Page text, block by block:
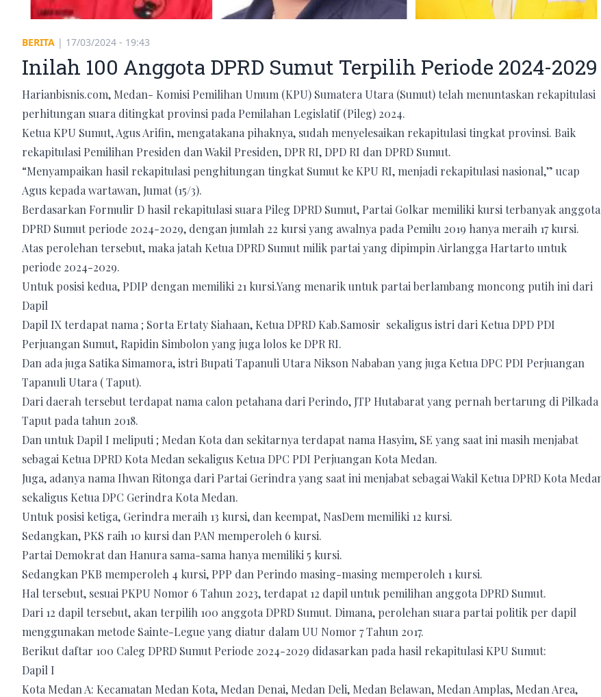
BERITA | 17/03/2024 - 19:43
Inilah 100 Anggota DPRD Sumut Terpilih Periode 2024-2029
Harianbisnis.com, Medan- Komisi Pemilihan Umum (KPU) Sumatera Utara (Sumut) telah menuntaskan rekapitulasi
perhitungan suara ditingkat provinsi pada Pemilahan Legislatif (Pileg) 2024.
Ketua KPU Sumut, Agus Arifin, mengatakana pihaknya, sudah menyelesaikan rekapitulasi tingkat provinsi. Baik
rekapitulasi Pemilihan Presiden dan Wakil Presiden, DPR RI, DPD RI dan DPRD Sumut.
“Menyampaikan hasil rekapitulasi penghitungan tingkat Sumut ke KPU RI, menjadi rekapitulasi nasional,” ucap
Agus kepada wartawan, Jumat (15/3).
Berdasarkan Formulir D hasil rekapitulasi suara Pileg DPRD Sumut, Partai Golkar memiliki kursi terbanyak anggota
DPRD Sumut periode 2024-2029, dengan jumlah 22 kursi yang awalnya pada Pemilu 2019 hanya meraih 17 kursi.
Atas perolehan tersebut, maka jatah Ketua DPRD Sumut milik partai yang dipimpin Airlangga Hartarto untuk
periode 2024-2029.
Untuk posisi kedua, PDIP dengan memiliki 21 kursi.Yang menarik untuk partai berlambang moncong putih ini dari
Dapil
Dapil IX terdapat nama ; Sorta Ertaty Siahaan, Ketua DPRD Kab.Samosir sekaligus istri dari Ketua DPD PDI
Perjuangan Sumut, Rapidin Simbolon yang juga lolos ke DPR RI.
Dan ada juga Satika Simamora, istri Bupati Tapanuli Utara Nikson Nababan yang juga Ketua DPC PDI Perjuangan
Tapanuli Utara ( Taput).
Dari daerah tersebut terdapat nama calon petahana dari Perindo, JTP Hutabarat yang pernah bertarung di Pilkada
Taput pada tahun 2018.
Dan untuk Dapil I meliputi ; Medan Kota dan sekitarnya terdapat nama Hasyim, SE yang saat ini masih menjabat
sebagai Ketua DPRD Kota Medan sekaligus Ketua DPC PDI Perjuangan Kota Medan.
Juga, adanya nama Ihwan Ritonga dari Partai Gerindra yang saat ini menjabat sebagai Wakil Ketua DPRD Kota
sekaligus Ketua DPC Gerindra Kota Medan.
Untuk posisi ketiga, Gerindra meraih 13 kursi, dan keempat, NasDem memiliki 12 kursi.
Sedangkan, PKS raih 10 kursi dan PAN memperoleh 6 kursi.
Partai Demokrat dan Hanura sama-sama hanya memiliki 5 kursi.
Sedangkan PKB memperoleh 4 kursi, PPP dan Perindo masing-masing memperoleh 1 kursi.
Hal tersebut, sesuai PKPU Nomor 6 Tahun 2023, terdapat 12 dapil untuk pemilihan anggota DPRD Sumut.
Dari 12 dapil tersebut, akan terpilih 100 anggota DPRD Sumut. Dimana, perolehan suara partai politik per dapil
menggunakan metode Sainte-Legue yang diatur dalam UU Nomor 7 Tahun 2017.
Berikut daftar 100 Caleg DPRD Sumut Periode 2024-2029 didasarkan pada hasil rekapitulasi KPU Sumut:
Dapil I
Kota Medan A: Kecamatan Medan Kota, Medan Denai, Medan Deli, Medan Belawan, Medan Amplas, Medan Area,